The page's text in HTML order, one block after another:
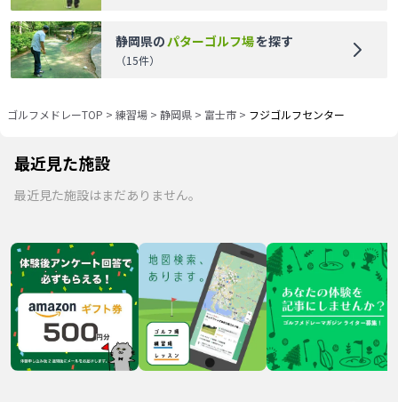
静岡県の パターゴルフ場を探す
（15件）
ゴルフメドレーTOP > 練習場 > 静岡県 > 富士市 > フジゴルフセンター
最近見た施設
最近見た施設はまだありません。